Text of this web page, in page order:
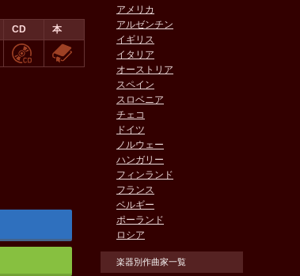
CD 本
アメリカ
アルゼンチン
イギリス
イタリア
オーストリア
スペイン
スロベニア
チェコ
ドイツ
ノルウェー
ハンガリー
フィンランド
フランス
ベルギー
ポーランド
ロシア
楽器別作曲家一覧